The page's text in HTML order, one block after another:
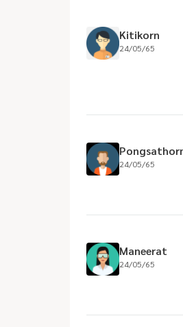
Kitikorn
24/05/65
24/05/65
Maneerat
24/05/65